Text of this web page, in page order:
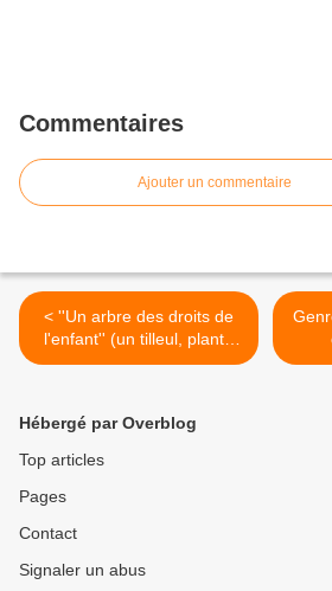
Commentaires
Ajouter un commentaire
< ''Un arbre des droits de
l'enfant'' (un tilleul, planté
par des enfants haut de 4
des Droits de l'Homme
devant Le Centre Pompidou
Hébergé par Overblog
Top articles
Pages
Contact
Signaler un abus